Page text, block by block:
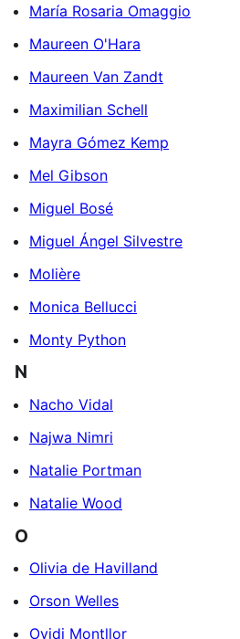
María Rosaria Omaggio
Maureen O'Hara
Maureen Van Zandt
Maximilian Schell
Mayra Gómez Kemp
Mel Gibson
Miguel Bosé
Miguel Ángel Silvestre
Molière
Monica Bellucci
Monty Python
N
Nacho Vidal
Najwa Nimri
Natalie Portman
Natalie Wood
O
Olivia de Havilland
Orson Welles
Ovidi Montllor